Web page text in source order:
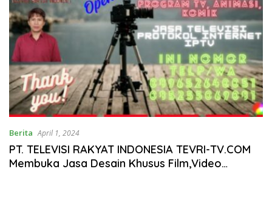
Berita April 1, 2024
PT. TELEVISI RAKYAT INDONESIA TEVRI-TV.COM
Membuka Jasa Desain Khusus Film,Video